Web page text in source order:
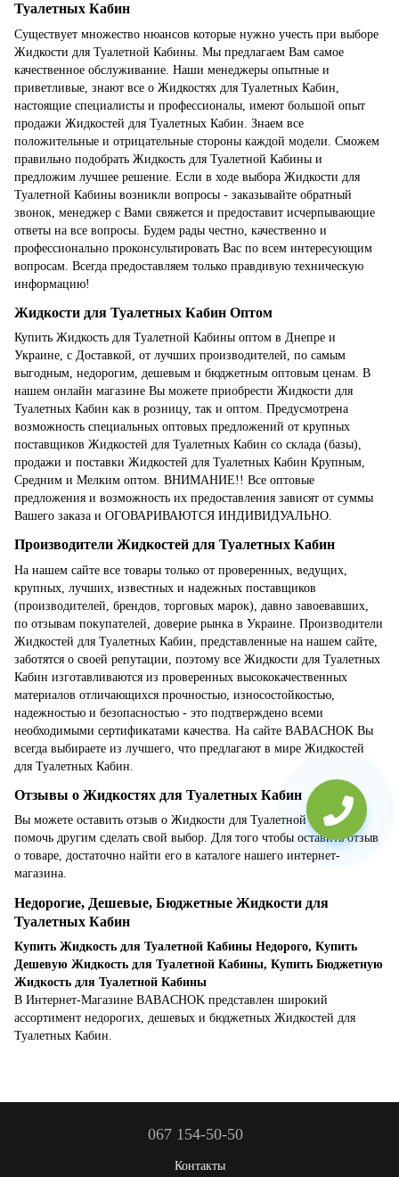
Туалетных Кабин
Существует множество нюансов которые нужно учесть при выборе
Жидкости для Туалетной Кабины. Мы предлагаем Вам самое
качественное обслуживание. Наши менеджеры опытные и
приветливые, знают все о Жидкостях для Туалетных Кабин,
настоящие специалисты и профессионалы, имеют большой опыт
продажи Жидкостей для Туалетных Кабин. Знаем все
положительные и отрицательные стороны каждой модели. Сможем
правильно подобрать Жидкость для Туалетной Кабины и
предложим лучшее решение. Если в ходе выбора Жидкости для
Туалетной Кабины возникли вопросы - заказывайте обратный
звонок, менеджер с Вами свяжется и предоставит исчерпывающие
ответы на все вопросы. Будем рады честно, качественно и
профессионально проконсультировать Вас по всем интересующим
вопросам. Всегда предоставляем только правдивую техническую
информацию!
Жидкости для Туалетных Кабин Оптом
Купить Жидкость для Туалетной Кабины оптом в Днепре и
Украине, с Доставкой, от лучших производителей, по самым
выгодным, недорогим, дешевым и бюджетным оптовым ценам. В
нашем онлайн магазине Вы можете приобрести Жидкости для
Туалетных Кабин как в розницу, так и оптом. Предусмотрена
возможность специальных оптовых предложений от крупных
поставщиков Жидкостей для Туалетных Кабин со склада (базы),
продажи и поставки Жидкостей для Туалетных Кабин Крупным,
Средним и Мелким оптом. ВНИМАНИЕ!! Все оптовые
предложения и возможность их предоставления зависят от суммы
Вашего заказа и ОГОВАРИВАЮТСЯ ИНДИВИДУАЛЬНО.
Производители Жидкостей для Туалетных Кабин
На нашем сайте все товары только от проверенных, ведущих,
крупных, лучших, известных и надежных поставщиков
(производителей, брендов, торговых марок), давно завоевавших,
по отзывам покупателей, доверие рынка в Украине. Производители
Жидкостей для Туалетных Кабин, представленные на нашем сайте,
заботятся о своей репутации, поэтому все Жидкости для Туалетных
Кабин изготавливаются из проверенных высококачественных
материалов отличающихся прочностью, износостойкостью,
надежностью и безопасностью - это подтверждено всеми
необходимыми сертификатами качества. На сайте BABACHOK Вы
всегда выбираете из лучшего, что предлагают в мире Жидкостей
для Туалетных Кабин.
Отзывы о Жидкостях для Туалетных Кабин
Вы можете оставить отзыв о Жидкости для Туалетной Кабины и
помочь другим сделать свой выбор. Для того чтобы оставить отзыв
о товаре, достаточно найти его в каталоге нашего интернет-
магазина.
Недорогие, Дешевые, Бюджетные Жидкости для
Туалетных Кабин
Купить Жидкость для Туалетной Кабины Недорого, Купить
Дешевую Жидкость для Туалетной Кабины, Купить Бюджетную
Жидкость для Туалетной Кабины
В Интернет-Магазине BABACHOK представлен широкий
ассортимент недорогих, дешевых и бюджетных Жидкостей для
Туалетных Кабин.
067 154-50-50
Контакты